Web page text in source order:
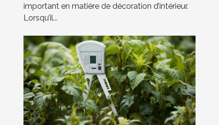
important en matière de décoration d’intérieur.
Lorsqu’il...